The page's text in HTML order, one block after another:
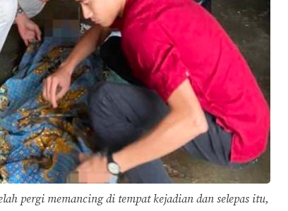
pergi memancing di tempat kejadian dan selepas itu,